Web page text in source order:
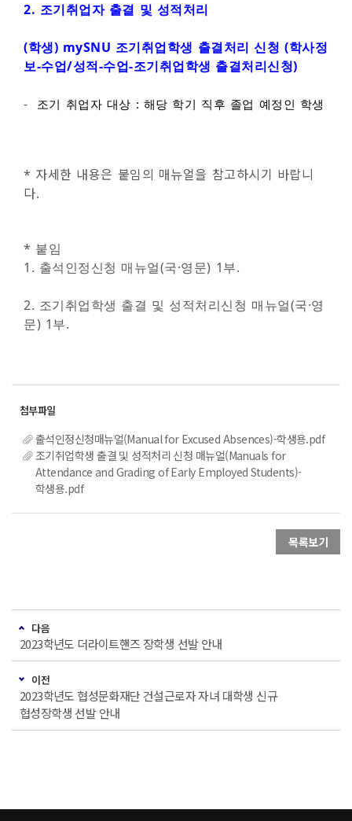
2. 조기취업자 출결 및 성적처리
(학생) mySNU 조기취업학생 출결처리 신청 (학사정
보-수업/성적-수업-조기취업학생 출결처리신청)
- 조기 취업자 대상 : 해당 학기 직후 졸업 예정인 학생
* 자세한 내용은 붙임의 매뉴얼을 참고하시기 바랍니
다.
* 붙임
1. 출석인정신청 매뉴얼(국·영문) 1부.
2. 조기취업학생 출결 및 성적처리신청 매뉴얼(국·영
문) 1부.
출석인정신청매뉴얼(Manual for Excused Absences)-학생용.pdf
조기취업학생 출결 및 성적처리 신청 매뉴얼(Manuals for
Attendance and Grading of Early Employed Students)-
학생용.pdf
목록보기
다음
2023학년도 더라이트핸즈 장학생 선발 안내
이전
2023학년도 협성문화재단 건설근로자 자녀 대학생 신규
협성장학생 선발 안내